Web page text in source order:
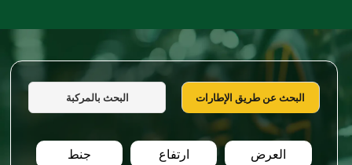
البحث عن طريق الإطارات البحث بالمركبة
العرض ارتفاع جنط